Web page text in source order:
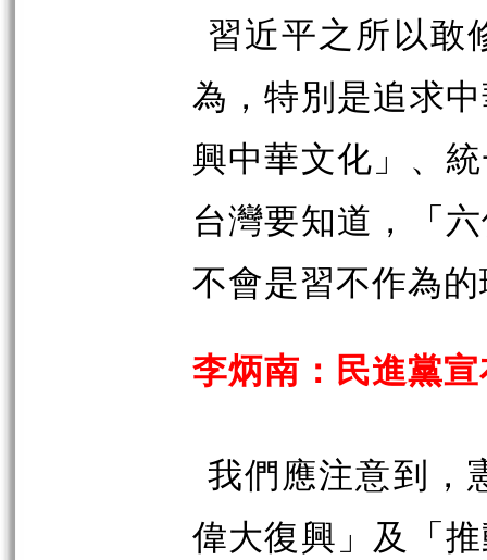
習近平之所以敢
為，特別是追求
興中華文化」、
台灣要知道，「
不會是習不作為
李炳南：民進黨
我們應注意到，
偉大復興」及「